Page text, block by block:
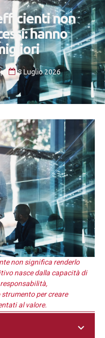
non
hanno
8 Luglio 2026
non significa renderlo
nasce dalla capacità di
per creare
al valore.